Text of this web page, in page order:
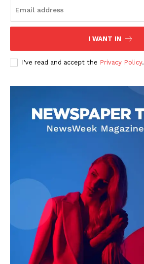
I WANT IN
I've read and accept the Privacy Policy.